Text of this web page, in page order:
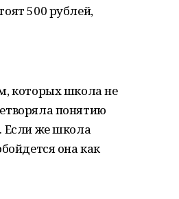
500 рублей,
которых школа не
понятию
Если же школа
она как